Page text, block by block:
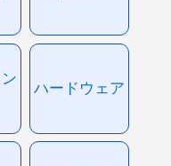
ハードウェア